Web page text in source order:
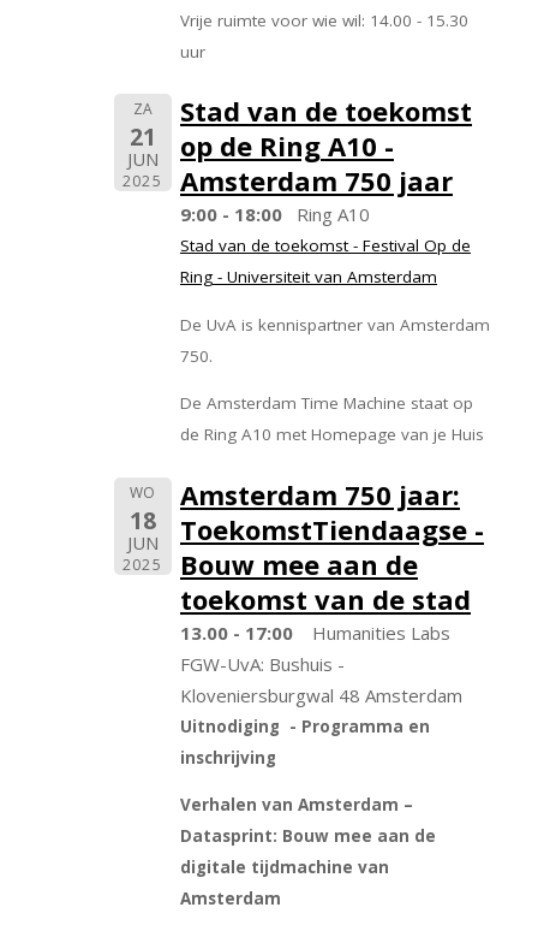
Vrije ruimte voor wie wil: 14.00 - 15.30
uur
ZA
21
JUN
2025
Stad van de toekomst
op de Ring A10 -
Amsterdam 750 jaar
9:00 - 18:00 Ring A10
Stad van de toekomst - Festival Op de
Ring - Universiteit van Amsterdam
De UvA is kennispartner van Amsterdam
750.
De Amsterdam Time Machine staat op
de Ring A10 met Homepage van je Huis
WO
18
JUN
2025
Amsterdam 750 jaar:
ToekomstTiendaagse -
Bouw mee aan de
toekomst van de stad
13.00 - 17:00
Humanities Labs
FGW-UvA: Bushuis -
Kloveniersburgwal 48 Amsterdam
Uitnodiging - Programma en
inschrijving
Verhalen van Amsterdam –
Datasprint: Bouw mee aan de
digitale tijdmachine van
Amsterdam